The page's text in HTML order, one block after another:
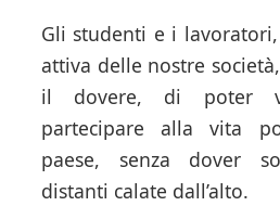
Gli studenti e i
attiva delle nostre
il dovere, di poter
partecipare alla vita
paese, senza dover
distanti calate dall’alto.